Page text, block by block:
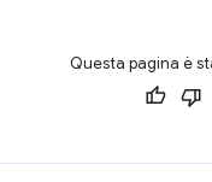
Questa pagina è